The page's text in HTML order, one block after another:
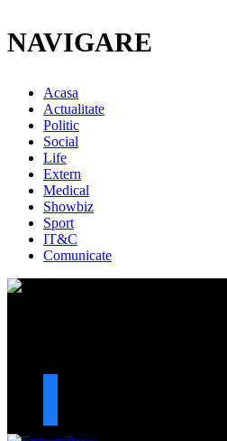
NAVIGARE
Acasa
Actualitate
Politic
Social
Life
Extern
Medical
Showbiz
Sport
IT&C
Comunicate